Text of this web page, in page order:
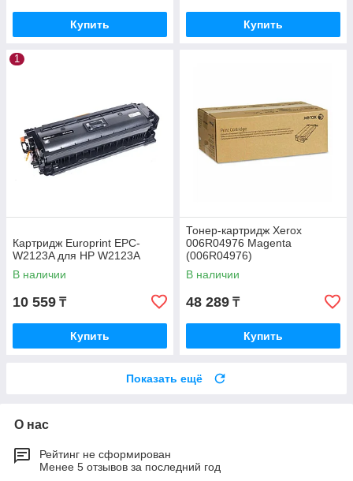
Купить Купить
1
Картридж Europrint EPC-
W2123A для HP W2123A
В наличии
10 559 ₸
Купить
Тонер-картридж Xerox
006R04976 Magenta
(006R04976)
В наличии
48 289 ₸
Купить
Показать ещё
О нас
Рейтинг не сформирован
Менее 5 отзывов за последний год